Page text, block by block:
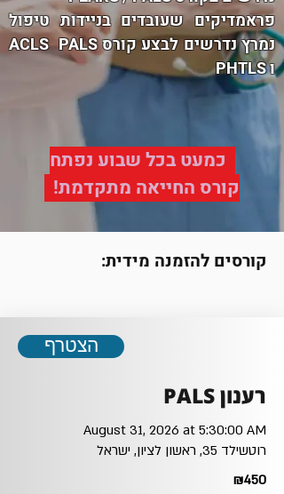
פראמדיקים שעובדים בניידות טיפול
נמרץ נדרשים לבצע קורס ACLS PALS
ו PHTLS
כמעט בכל שבוע נפתח
קורס החייאה מתקדמת!
קורסים להזמנה מידית:
הצטרף
רענון PALS
August 31, 2026 at 5:30:00 AM
רוטשילד 35, ראשון לציון, ישראל
₪450